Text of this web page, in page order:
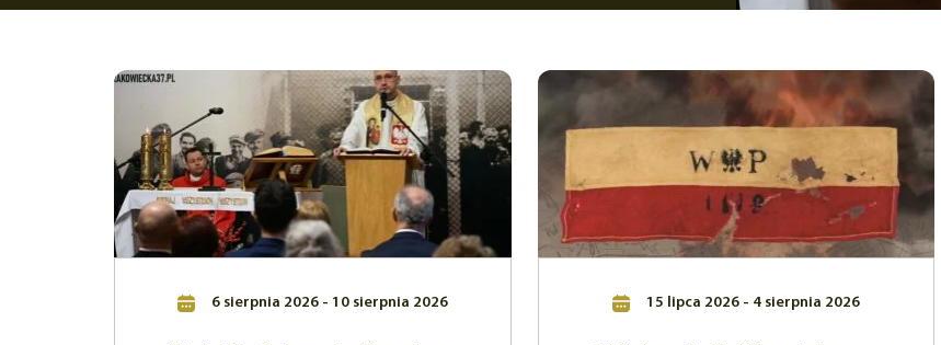
6 sierpnia 2026 - 10 sierpnia 2026 15 lipca 2026 - 4 sierpnia 2026